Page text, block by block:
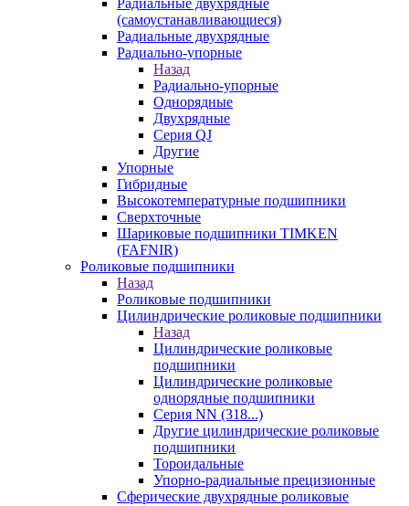
Радиальные двухрядные
(самоустанавливающиеся)
Радиальные двухрядные
Радиально-упорные
Назад
Радиально-упорные
Однорядные
Двухрядные
Серия QJ
Другие
Упорные
Гибридные
Высокотемпературные подшипники
Сверхточные
Шариковые подшипники TIMKEN
(FAFNIR)
Роликовые подшипники
Назад
Роликовые подшипники
Цилиндрические роликовые подшипники
Назад
Цилиндрические роликовые
подшипники
Цилиндрические роликовые
однорядные подшипники
Серия NN (318...)
Другие цилиндрические роликовые
подшипники
Тороидальные
Упорно-радиальные прецизионные
Сферические двухрядные роликовые